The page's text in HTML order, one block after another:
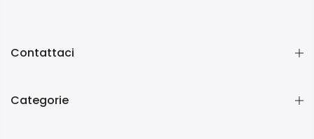
Contattaci
Categorie